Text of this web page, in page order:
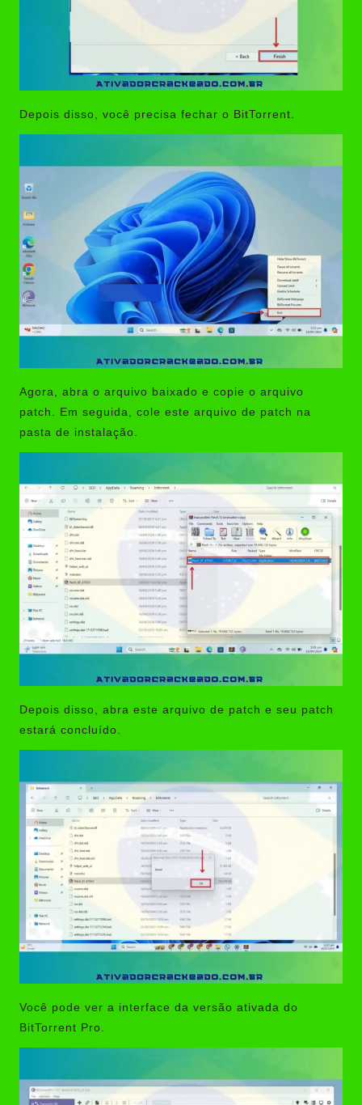
Depois disso, você precisa fechar o BitTorrent.
Agora, abra o arquivo baixado e copie o arquivo
patch. Em seguida, cole este arquivo de patch na
pasta de instalação.
Depois disso, abra este arquivo de patch e seu patch
estará concluído.
Você pode ver a interface da versão ativada do
BitTorrent Pro.